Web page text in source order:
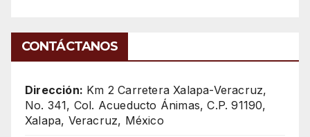
CONTÁCTANOS
Dirección: Km 2 Carretera Xalapa-Veracruz,
No. 341, Col. Acueducto Ánimas, C.P. 91190,
Xalapa, Veracruz, México